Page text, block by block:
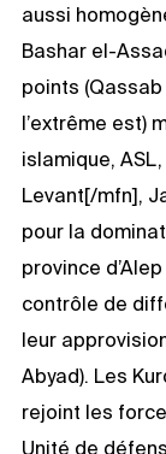
aussi
Bashar el-
points (Qassab
l’extrême est)
islamique,
Levant[/mfn],
pour la
province
contrôle de
leur
Abyad). Les
rejoint les
Unité de